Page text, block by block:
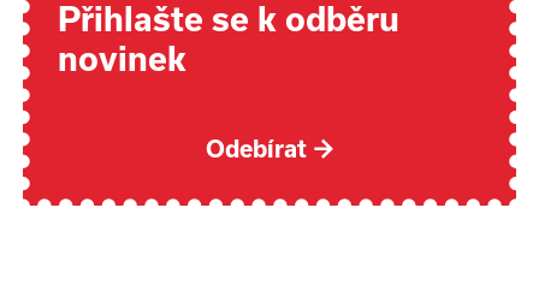
Přihlašte se k odběru
novinek
Odebírat →